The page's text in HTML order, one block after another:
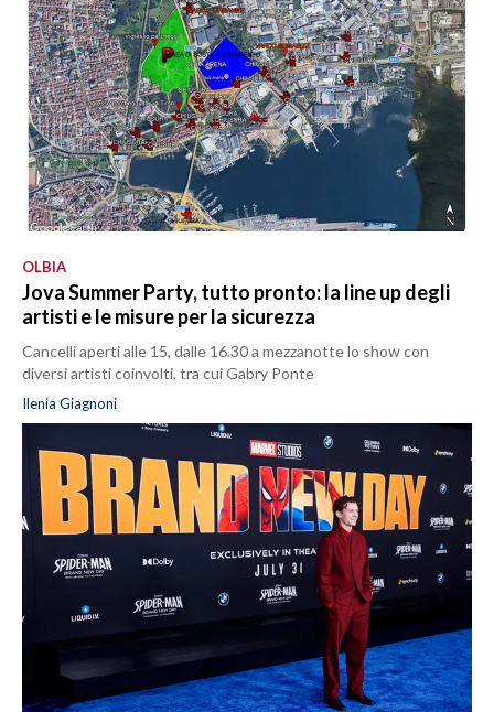
OLBIA
Jova Summer Party, tutto pronto: la line up degli
artisti e le misure per la sicurezza
Cancelli aperti alle 15, dalle 16.30 a mezzanotte lo show con
diversi artisti coinvolti, tra cui Gabry Ponte
Ilenia Giagnoni